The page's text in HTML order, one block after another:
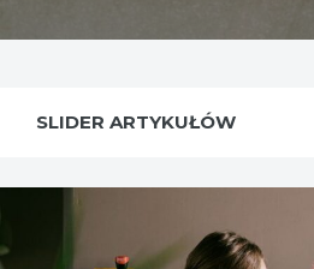
SLIDER ARTYKUŁÓW